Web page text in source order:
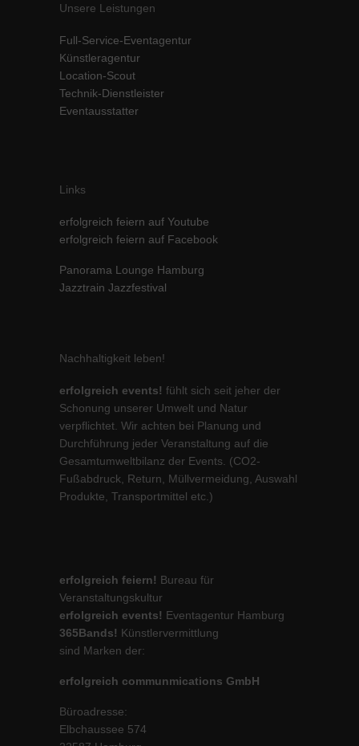
Unsere Leistungen
Full-Service-Eventagentur
Künstleragentur
Location-Scout
Technik-Dienstleister
Eventausstatter
Links
erfolgreich feiern auf Youtube
erfolgreich feiern auf Facebook
Panorama Lounge Hamburg
Jazztrain Jazzfestival
Nachhaltigkeit leben!
erfolgreich events! fühlt sich seit jeher der
Schonung unserer Umwelt und Natur
verpflichtet. Wir achten bei Planung und
Durchführung jeder Veranstaltung auf die
Gesamtumweltbilanz der Events. (CO2-
Fußabdruck, Return, Müllvermeidung, Auswahl
Produkte, Transportmittel etc.)
erfolgreich feiern! Bureau für
Veranstaltungskultur
erfolgreich events! Eventagentur Hamburg
365Bands! Künstlervermittlung
sind Marken der:
erfolgreich communmications GmbH
Büroadresse:
Elbchaussee 574